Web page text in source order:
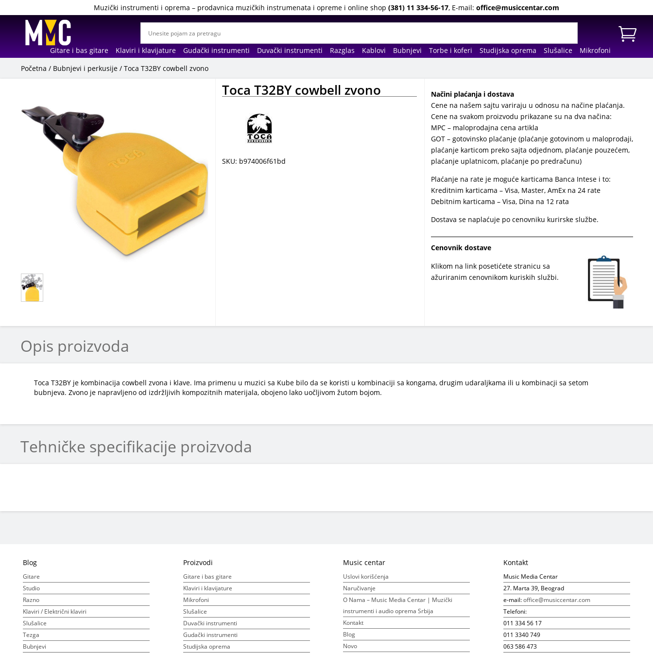
Muzički instrumenti i oprema – prodavnica muzičkih instrumenata i opreme i online shop (381) 11 334-56-17, E-mail: office@musiccentar.com
Gitare i bas gitare Klaviri i klavijature Gudački instrumenti Duvački instrumenti Razglas Kablovi Bubnjevi Torbe i koferi Studijska oprema Slušalice
Mikrofoni
Početna / Bubnjevi i perkusije / Toca T32BY cowbell zvono
Toca T32BY cowbell zvono
SKU: b974006f61bd
Načini plaćanja i dostava
Cene na našem sajtu variraju u odnosu na načine plaćanja.
Cene na svakom proizvodu prikazane su na dva načina:
MPC – maloprodajna cena artikla
GOT – gotovinsko plaćanje (plaćanje gotovinom u maloprodaji,
plaćanje karticom preko sajta odjednom, plaćanje pouzećem,
plaćanje uplatnicom, plaćanje po predračunu)
Plaćanje na rate je moguće karticama Banca Intese i to:
Kreditnim karticama – Visa, Master, AmEx na 24 rate
Debitnim karticama – Visa, Dina na 12 rata
Dostava se naplaćuje po cenovniku kurirske službe.
Cenovnik dostave
Klikom na link posetićete stranicu sa
ažuriranim cenovnikom kuriskih službi.
Opis proizvoda
Toca T32BY je kombinacija cowbell zvona i klave. Ima primenu u muzici sa Kube bilo da se koristi u kombinaciji sa kongama, drugim udaraljkama ili u kombinacji sa setom
bubnjeva. Zvono je napravljeno od izdržljivih kompozitnih materijala, obojeno lako uočljivom žutom bojom.
Tehničke specifikacije proizvoda
Blog
Gitare
Studio
Razno
Klaviri / Električni klaviri
Slušalice
Tezga
Bubnjevi
Proizvodi
Gitare i bas gitare
Klaviri i klavijature
Mikrofoni
Slušalice
Duvački instrumenti
Gudački instrumenti
Studijska oprema
Music centar
Uslovi korišćenja
Naručivanje
O Nama – Music Media Centar | Muzički
instrumenti i audio oprema Srbija
Kontakt
Blog
Novo
Kontakt
Music Media Centar
27. Marta 39, Beograd
e-mail:office@musiccentar.com
Telefoni:
011 334 56 17
011 3340 749
063 586 473